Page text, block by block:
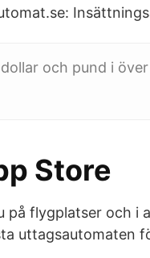
och pund i
Store
på flygplatser och i
uttagsautomaten